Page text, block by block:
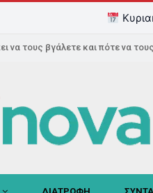
να τους βγάλετε και πότε να